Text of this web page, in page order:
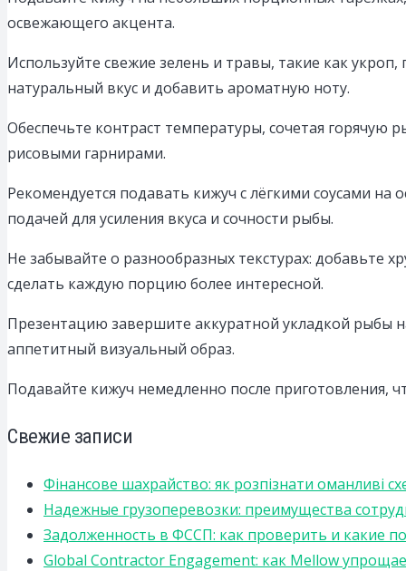
освежающего акцента.
Используйте свежие зелень и травы, такие как
натуральный вкус и добавить ароматную ноту.
Обеспечьте контраст температуры, сочетая
рисовыми гарнирами.
Рекомендуется подавать кижуч с лёгкими соусами
подачей для усиления вкуса и сочности рыбы.
Не забывайте о разнообразных текстурах: добавьте
сделать каждую порцию более интересной.
Презентацию завершите аккуратной укладкой рыбы
аппетитный визуальный образ.
Подавайте кижуч немедленно после приготовления,
Свежие записи
Фінансове шахрайство: як розпізнати оманливі
Надежные грузоперевозки: преимущества
Задолженность в ФССП: как проверить и какие
Global Contractor Engagement: как Mellow